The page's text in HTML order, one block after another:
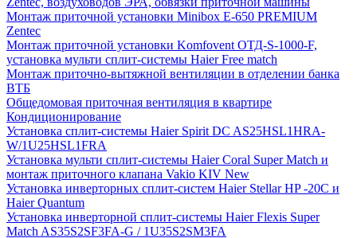
Монтаж приточной установки Minibox E-650 PREMIUM
Zentec
Монтаж приточной установки Komfovent ОТД-S-1000-F,
установка мульти сплит-системы Haier Free match
Монтаж приточно-вытяжной вентиляции в отделении банка
ВТБ
Общедомовая приточная вентиляция в квартире
Кондиционирование
Установка сплит-системы Haier Spirit DC AS25HSL1HRA-
W/1U25HSL1FRA
Установка мульти сплит-системы Haier Coral Super Match и
монтаж приточного клапана Vakio KIV New
Установка инверторных сплит-систем Haier Stellar HP -20С и
Haier Quantum
Установка инверторной сплит-системы Haier Flexis Super
Match AS35S2SF3FA-G / 1U35S2SM3FA